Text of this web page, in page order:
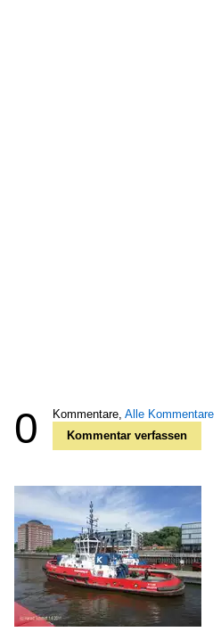
0 Kommentare, Alle Kommentare
Kommentar verfassen